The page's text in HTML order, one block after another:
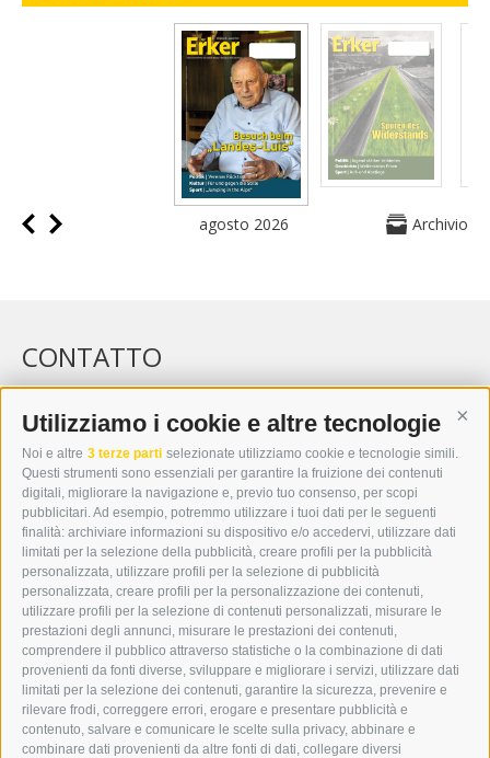
Utilizziamo i cookie e altre tecnologie
Noi e altre 3 terze parti selezionate utilizziamo cookie e tecnologie simili.
Questi strumenti sono essenziali per garantire la fruizione dei contenuti
digitali, migliorare la navigazione e, previo tuo consenso, per scopi
pubblicitari. Ad esempio, potremmo utilizzare i tuoi dati per le seguenti
finalità: archiviare informazioni su dispositivo e/o accedervi, utilizzare dati
limitati per la selezione della pubblicità, creare profili per la pubblicità
personalizzata, utilizzare profili per la selezione di pubblicità
personalizzata, creare profili per la personalizzazione dei contenuti,
utilizzare profili per la selezione di contenuti personalizzati, misurare le
prestazioni degli annunci, misurare le prestazioni dei contenuti,
comprendere il pubblico attraverso statistiche o la combinazione di dati
provenienti da fonti diverse, sviluppare e migliorare i servizi, utilizzare dati
limitati per la selezione dei contenuti, garantire la sicurezza, prevenire e
rilevare frodi, correggere errori, erogare e presentare pubblicità e
contenuto, salvare e comunicare le scelte sulla privacy, abbinare e
combinare dati provenienti da altre fonti di dati, collegare diversi
agosto 2026 Archivio
CONTATTO
WIPP-MEDIA GMBH
DER ERKER
I-39049 VIPITENO
TEL.: +39 0472 766876
GRAFIK@DERERKER.IT
INFO@DERERKER.IT
BARBARA.FONTANA@DERERKER.IT
ERKER
PUBBLICITÀ NELL’ERKER
PUBBLICITÀ ONLINE
ADDEBITO DIRETTO SEPA
REGOLAMENTO COMMENTI
ONLINE VOTING